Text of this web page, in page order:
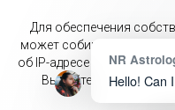
Для обеспечения
может собирать
об IP-адресе и
Вы даёте своё
NR
Hello! Can